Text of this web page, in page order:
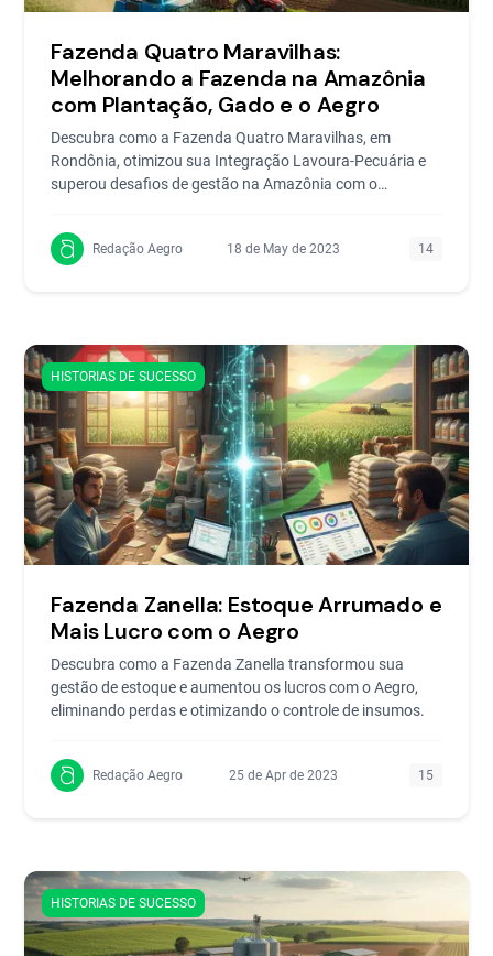
Fazenda Quatro Maravilhas:
Melhorando a Fazenda na Amazônia
com Plantação, Gado e o Aegro
Descubra como a Fazenda Quatro Maravilhas, em
Rondônia, otimizou sua Integração Lavoura-Pecuária e
superou desafios de gestão na Amazônia com o
Redação Aegro 18 de May de 2023 14
HISTORIAS DE SUCESSO
Fazenda Zanella: Estoque Arrumado e
Mais Lucro com o Aegro
Descubra como a Fazenda Zanella transformou sua
gestão de estoque e aumentou os lucros com o Aegro,
eliminando perdas e otimizando o controle de insumos.
Redação Aegro 25 de Apr de 2023 15
HISTORIAS DE SUCESSO